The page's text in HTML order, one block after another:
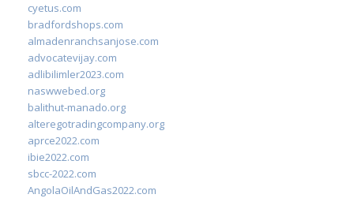
cyetus.com
bradfordshops.com
almadenranchsanjose.com
advocatevijay.com
adlibilimler2023.com
naswwebed.org
balithut-manado.org
alteregotradingcompany.org
aprce2022.com
ibie2022.com
sbcc-2022.com
AngolaOilAndGas2022.com